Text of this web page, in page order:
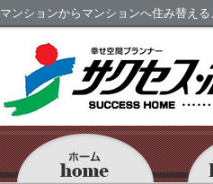
マンションからマンションへ住み替え